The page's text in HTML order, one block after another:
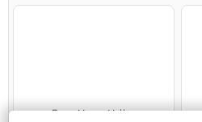
Farm Merge Valley